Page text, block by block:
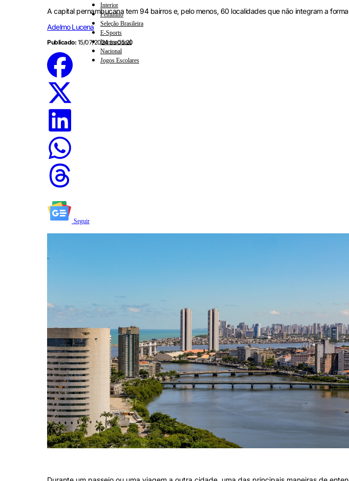
Interior
Feminino
Seleção Brasileira
E-Sports
Internacional
Nacional
Jogos Escolares
A capital pernambucana tem 94 bairros e, pelo menos, 60 localidades que não integram a
Adelmo Lucena
Publicado: 15/07/2024 às 05:20
Seguir